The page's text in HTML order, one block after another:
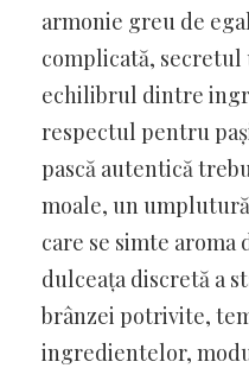
armonie greu de
complicată, secretul
echilibrul dintre
respectul pentru
pască autentică
moale, un
care se simte aroma
dulceața discretă a
brânzei potrivite,
ingredientelor,